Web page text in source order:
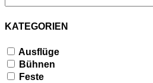
KATEGORIEN
Ausflüge
Bühnen
Feste